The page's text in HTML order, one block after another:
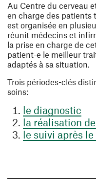
Au Centre du cerveau
en charge des patients
est organisée en
réunit médecins et
la prise en charge de
patient-e le meilleur
adaptés à sa situation.
Trois périodes-clés
soins:
le diagnostic
la réalisation
le suivi après